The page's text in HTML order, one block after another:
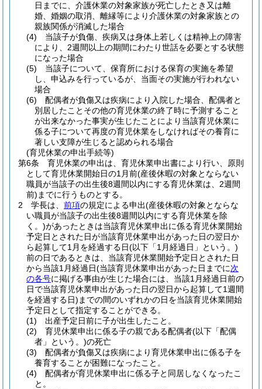
日までに、介護休業の対象家族が死亡したとき又は離
婚、婚姻の取消、離縁等により介護休業の対象家族との
親族関係が消滅した場合
(4)
当該子が負傷、疾病又は身体上若しくは精神上の障害
により、2週間以上の期間にわたり世話を必要とする状態
になった場合
(5)
当該子について、保育所における保育の実施を希望
し、申込みを行っているが、当面その実施が行われない
場合
(6)
配偶者が負傷又は疾病により入院した場合、配偶者と
別居したことその他の育児休業の終了時に予測すること
が出来なかった事実が生じたことにより当該育児休業に
係る子について再度の育児休業をしなければその養育に
著しい支障が生じると認められる場合
(育児休業の申出手続等)
第6条
育児休業の申出は、育児休業申出書により行い、原則
として育児休業開始日の1月前(産後休暇の対象とならない
職員が当該子の出生後8週間以内にする育児休業は、2週間
前) までに行うものとする。
2
学長は、 前項の規定による申出(産後休暇の対象とならな
い職員が当該子の出生後8週間以内にする育児休業を除
く。)があったときは当該育児休業申出に係る育児休業開始
予定日とされた日が当該育児休業申出があった日の翌日か
ら起算して1月を経過する日(以下「1月経過日」という。)
前の日であるときは、当該育児休業開始予定日とされた日
から当該1月経過日(当該育児休業申出があった日までに次
の各号に掲げる事由が生じた場合には、当該1月経過日前の
日で当該育児休業申出があった日の翌日から起算して1週間
を経過する日) までの間のいずれかの日を当該育児休業開始
予定日として指定することができる。
(1)
出産予定日前に子が出生したこと。
(2)
育児休業申出に係る子の親である配偶者(以下「配偶
者」という。)の死亡
(3)
配偶者が負傷又は疾病により育児休業申出に係る子を
養育することが困難になったこと。
(4)
配偶者が育児休業申出に係る子と同居しなくなったこ
と。